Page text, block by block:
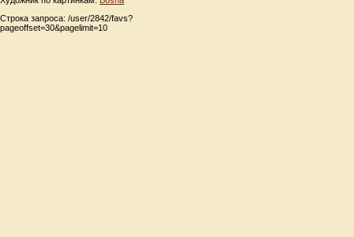
Строка запроса: /user/2842/favs?
pageoffset=30&pagelimit=10